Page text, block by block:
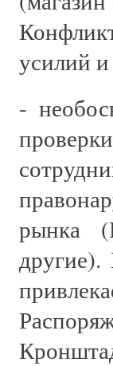
усилий
-
рынка